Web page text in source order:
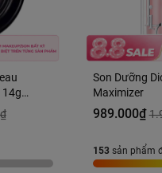
14g
Son Dưỡng
Maximizer
989.000₫
153sản phẩm